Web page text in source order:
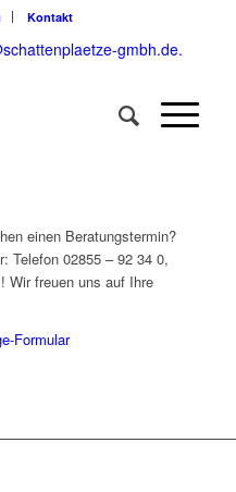
Kontakt
gmbh.de.
einen Beratungstermin?
Telefon 02855 – 92 34 0,
Wir freuen uns auf Ihre
Formular